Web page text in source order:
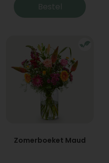
Bestel
Zomerboeket Maud